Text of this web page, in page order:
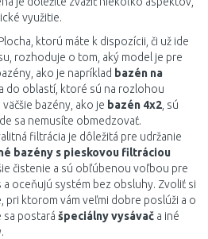
využitie.
ktorú máte k dispozícii, či už ide
rozhoduje o tom, aký model je pre
ako je napríklad bazén na
do oblastí, ktoré sú na rozlohou
bazény, ako je bazén 4x2 , sú
sa nemusíte obmedzovať.
filtrácia je dôležitá pre udržanie
bazény s pieskovou filtráciou
čistenie a sú obľúbenou voľbou pre
a oceňujú systém bez obsluhy. Zvoliť si
pri ktorom vám veľmi dobre poslúži a o
sa postará špeciálny vysávač a iné